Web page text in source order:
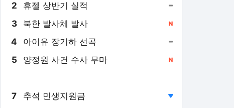
2 휴젤 상반기 실적
3 북한 발사체 발사
4 아이유 장기하 선곡
5 양정원 사건 수사 무마
7 추석 민생지원금